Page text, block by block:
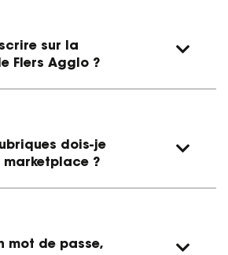
sur la
Flers Agglo ?
dois-je
marketplace ?
mot de passe,